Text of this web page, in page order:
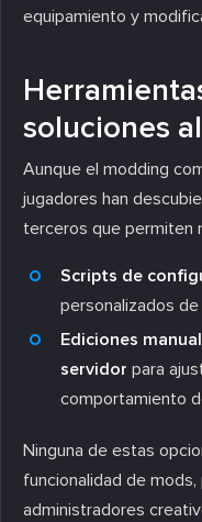
equipamiento y
soluciones
Aunque el modding
jugadores han
terceros que permiten
Scripts de
personalizados
Ediciones
servidor para
comportamiento
Ninguna de estas
funcionalidad de
administradores